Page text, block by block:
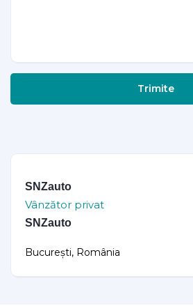
Trimite
SNZauto
Vânzător privat
SNZauto
București, România